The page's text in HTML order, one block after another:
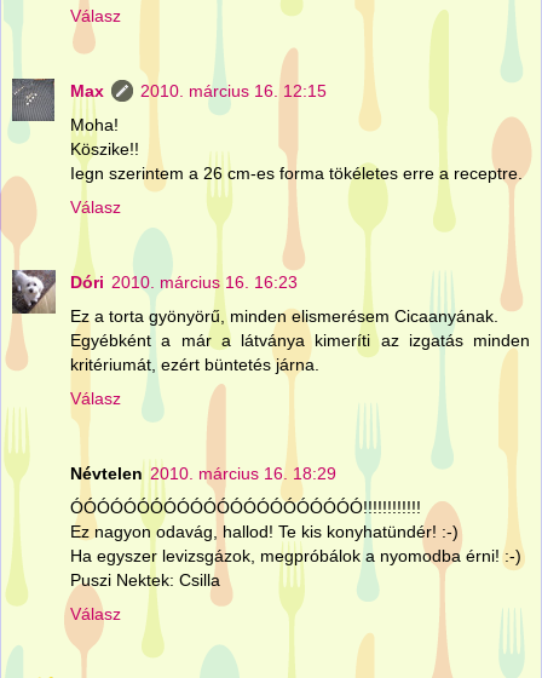
Válasz
Max
2010. március 16. 12:15
Moha!
Köszike!!
Iegn szerintem a 26 cm-es forma tökéletes erre a receptre.
Válasz
Dóri 2010. március 16. 16:23
Ez a torta gyönyörű, minden elismerésem Cicaanyának.
Egyébként a már a látványa kimeríti az izgatás minden
kritériumát, ezért büntetés járna.
Válasz
Névtelen 2010. március 16. 18:29
ÓÓÓÓÓÓÓÓÓÓÓÓÓÓÓÓÓÓÓÓÓÓ!!!!!!!!!!!!
Ez nagyon odavág, hallod! Te kis konyhatündér! :-)
Ha egyszer levizsgázok, megpróbálok a nyomodba érni! :-)
Puszi Nektek: Csilla
Válasz